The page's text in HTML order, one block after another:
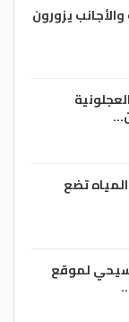
والأجانب يزورون
تضع
لموقع